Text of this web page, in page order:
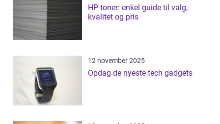
HP toner: enkel guide til valg,
kvalitet og pris
12 november 2025
Opdag de nyeste tech gadgets